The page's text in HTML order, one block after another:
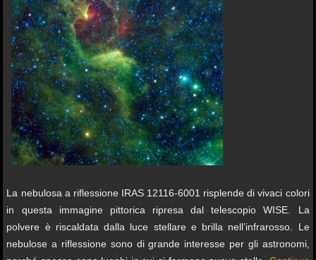
La nebulosa a riflessione IRAS 12116-6001 risplende di vivaci colori
in questa immagine pittorica ripresa dal telescopio WISE. La
polvere è riscaldata dalla luce stellare e brilla nell’infrarosso. Le
nebulose a riflessione sono di grande interesse per gli astronomi,